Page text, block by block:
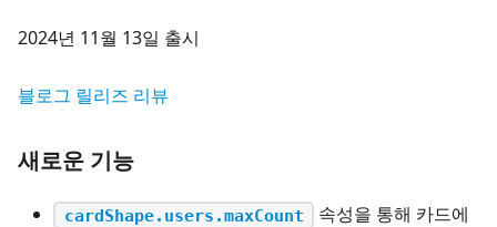
2024년 11월 13일 출시
블로그 릴리즈 리뷰
새로운 기능
cardShape.users.maxCount
속성을 통해 카드에